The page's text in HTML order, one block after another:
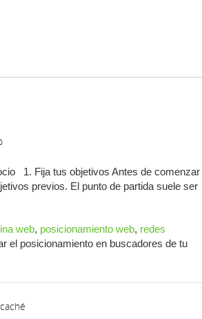
1. Fija tus objetivos Antes de comenzar
previos. El punto de partida suele ser
web, posicionamiento web, redes
el posicionamiento en buscadores de tu